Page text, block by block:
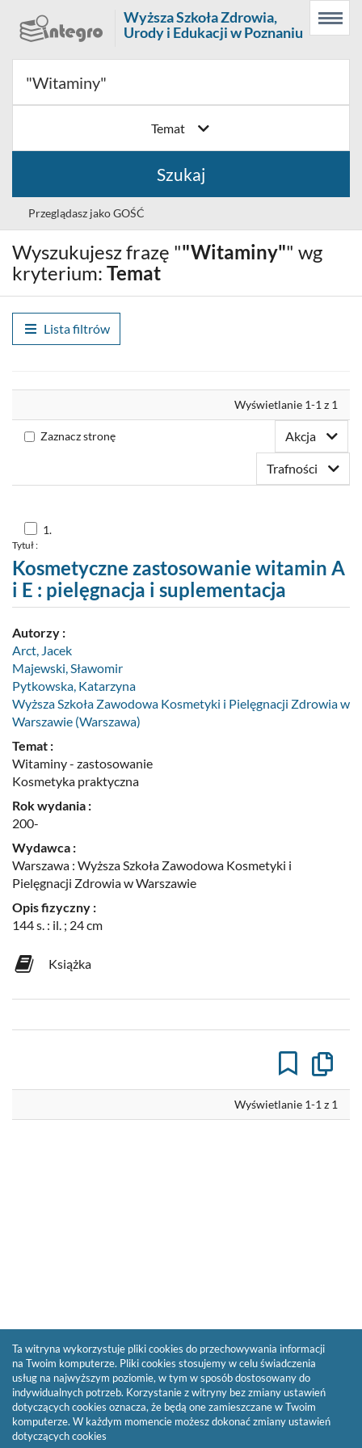
Menu
główne
Wyszukiwarka
Treść
główna
Menu
Prolib
Integro
strona
Wyższa Szkoła Zdrowia,
Urody i Edukacji w Poznaniu
Temat
Szukaj
Przeglądasz jako GOŚĆ
Wybór
języka
Polski (PL)
Zaloguj
Zaproponuj zakup
Wyszukujesz frazę ""Witaminy"" wg
kryterium: Temat
Lista filtrów
Wyświetlanie 1-1 z 1
Zaznacz stronę Akcja
Trafności
Skocz
do
1
1.
Tytuł :
Kosmetyczne zastosowanie witamin A
i E : pielęgnacja i suplementacja
Autorzy :
Arct, Jacek
Majewski, Sławomir
Pytkowska, Katarzyna
Wyższa Szkoła Zawodowa Kosmetyki i Pielęgnacji Zdrowia w
Warszawie (Warszawa)
Temat :
Witaminy - zastosowanie
Kosmetyka praktyczna
Rok wydania :
200-
Wydawca :
Warszawa : Wyższa Szkoła Zawodowa Kosmetyki i
Pielęgnacji Zdrowia w Warszawie
Opis fizyczny :
144 s. : il. ; 24 cm
Książka
do
Wyświetlanie 1-1 z 1
Ta witryna wykorzystuje pliki cookies do przechowywania informacji
na Twoim komputerze. Pliki cookies stosujemy w celu świadczenia
usług na najwyższym poziomie, w tym w sposób dostosowany do
indywidualnych potrzeb. Korzystanie z witryny bez zmiany ustawień
dotyczących cookies oznacza, że będą one zamieszczane w Twoim
komputerze. W każdym momencie możesz dokonać zmiany ustawień
dotyczących cookies